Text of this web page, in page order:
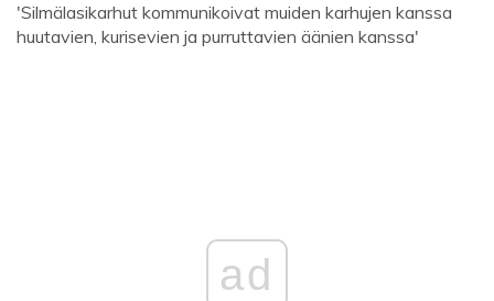
'Silmälasikarhut kommunikoivat muiden karhujen kanssa
huutavien, kurisevien ja purruttavien äänien kanssa'
ad